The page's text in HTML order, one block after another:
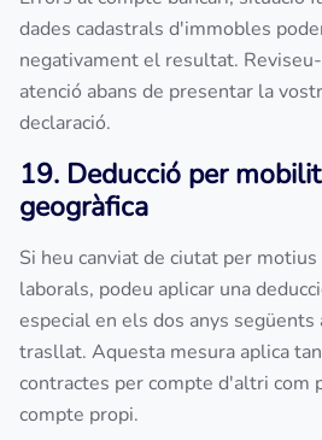
dades cadastrals d'immobles
negativament el resultat.
atenció abans de presentar la
declaració.
19. Deducció per
geogràfica
Si heu canviat de ciutat per motius
laborals, podeu aplicar una
especial en els dos anys següents
trasllat. Aquesta mesura aplica
contractes per compte d'altri com
compte propi.